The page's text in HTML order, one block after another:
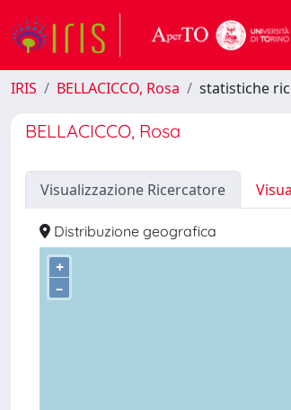
IRIS BELLACICCO, Rosa statistiche
BELLACICCO, Rosa
Visualizzazione Ricercatore
Distribuzione geografica
+
–